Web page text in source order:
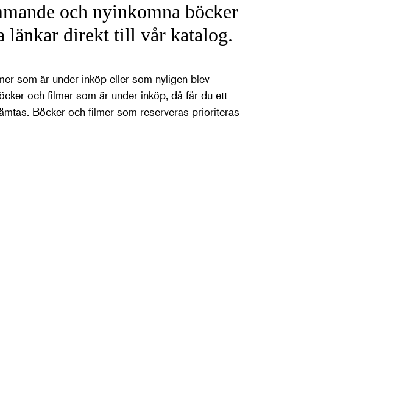
och nyinkomna böcker
länkar direkt till vår katalog.
som är under inköp eller som nyligen blev
och filmer som är under inköp, då får du ett
Böcker och filmer som reserveras prioriteras